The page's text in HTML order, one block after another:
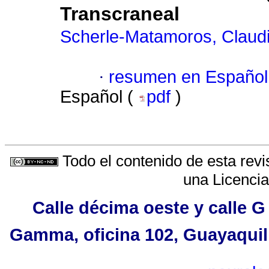
Transcraneal
Scherle-Matamoros,
· resumen en Español
Español (
pdf )
Todo el contenido de esta
una
Calle décima oeste y calle
Gamma, oficina 102,